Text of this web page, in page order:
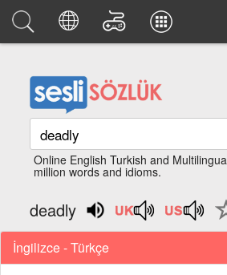
Online English Turkish and
million words and idioms.
deadly
İngilizce - Türkçe